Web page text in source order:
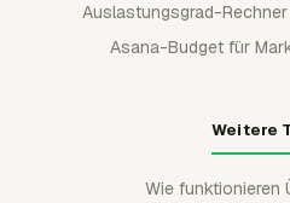
Auslastungsgrad-
Asana-Budget für
Weitere
Wie funktionieren